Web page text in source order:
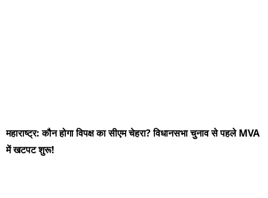
महाराष्ट्र: कौन होगा विपक्ष का सीएम चेहरा? विधानसभा चुनाव से पहले MVA
में खटपट शुरू!